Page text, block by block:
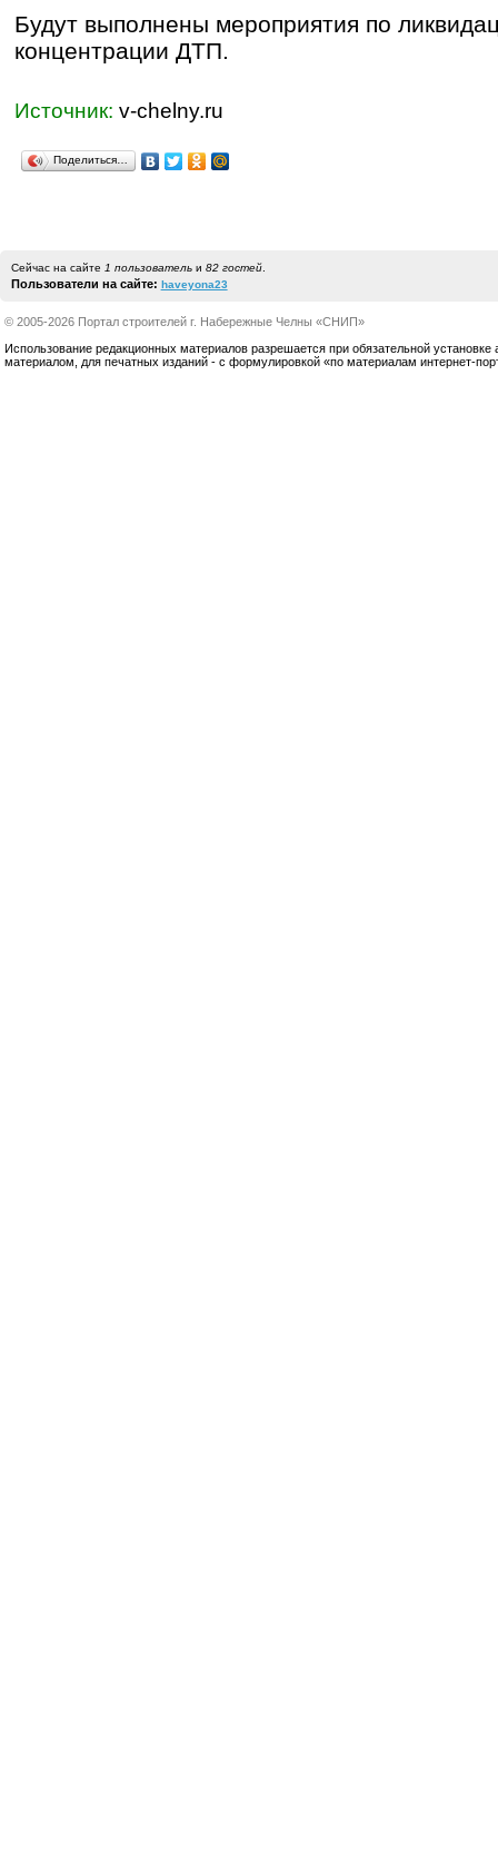
Будут выполнены мероприятия по
концентрации ДТП.
Источник: v-chelny.ru
Поделиться…
Сейчас на сайте 1 пользовательи 82 гостей.
Пользователи на сайте: haveyona23
© 2005-2026 Портал строителей г. Набережные Челны «СНИП»
Использование редакционных материалов разрешается при обязательной установке
материалом, для печатных изданий - с формулировкой «по материалам интернет-